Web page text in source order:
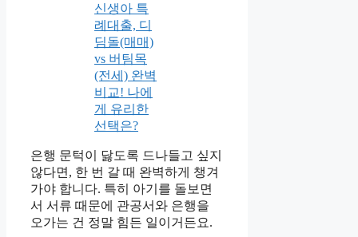
신생아 특
례대출, 디
딤돌(매매)
vs 버팀목
(전세) 완벽
비교! 나에
게 유리한
선택은?
은행 문턱이 닳도록 드나들고 싶지
않다면, 한 번 갈 때 완벽하게 챙겨
가야 합니다. 특히 아기를 돌보면
서 서류 때문에 관공서와 은행을
오가는 건 정말 힘든 일이거든요.